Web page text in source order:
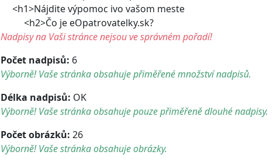
<h1>Nájdite výpomoc ivo vašom meste
<h2>Čo je eOpatrovatelky.sk?
Nadpisy na Vaši stránce nejsou ve správném pořadí!
Počet nadpisů: 6
Výborně! Vaše stránka obsahuje přiměřené množství nadpisů.
Délka nadpisů: OK
Výborně! Vaše stránka obsahuje pouze přiměřeně dlouhé nadpisy.
Počet obrázků: 26
Výborně! Vaše stránka obsahuje obrázky.